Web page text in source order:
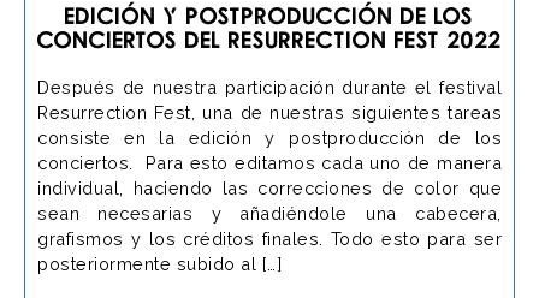
Edición y Postproducción de los
conciertos del Resurrection Fest 2022
Después de nuestra participación durante el festival
Resurrection Fest, una de nuestras siguientes tareas
consiste en la edición y postproducción de los
conciertos. Para esto editamos cada uno de manera
individual, haciendo las correcciones de color que
sean necesarias y añadiéndole una cabecera,
grafismos y los créditos finales. Todo esto para ser
posteriormente subido al […]